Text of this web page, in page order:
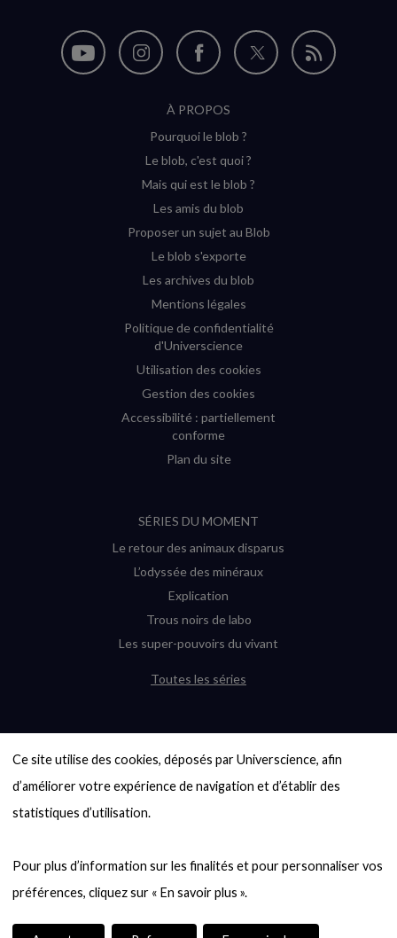
Ce site utilise des cookies, déposés par Universcience, afin
d’améliorer votre expérience de navigation et d’établir des
statistiques d’utilisation.
Pour plus d’information sur les finalités et pour personnaliser vos
Nous
Nous
Instagram
(nouvelle
Nous
sur
Facebook
(nouvelle
Nous
Flux
À PROPOS
Pourquoi le blob ?
Le blob, c'est quoi ?
Mais qui est le blob ?
Les amis du blob
Proposer un sujet au Blob
Le blob s'exporte
Les archives du blob
Mentions légales
Politique de confidentialité
d'Universcience
Utilisation des cookies
Gestion des cookies
Accessibilité : partiellement
conforme
Plan du site
SÉRIES DU MOMENT
Le retour des animaux disparus
L’odyssée des minéraux
Explication
Trous noirs de labo
Les super-pouvoirs du vivant
Toutes les séries
6000 exoplanètes, et pas de « Terre »
en vue ?
Quel avenir pour les cryptos ?
Entre mathématiques et politique : la
quête d’un vote équitable
casse-tête